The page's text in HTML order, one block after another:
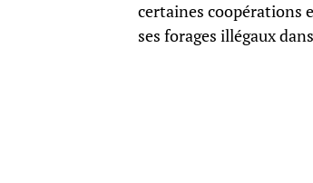
certaines coopérations
ses forages illégaux